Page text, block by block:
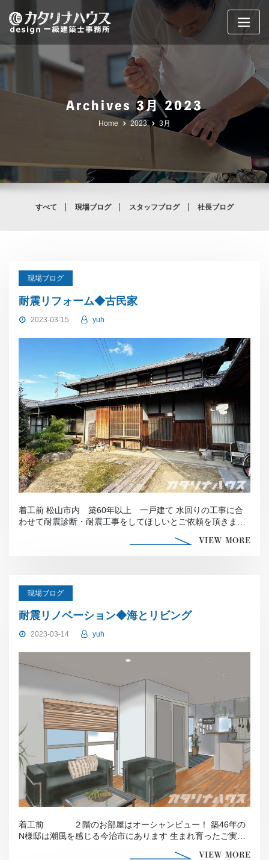
content
Archives 3月 2023
Home 2023 3月
すべて 現場ブログ スタッフブログ 社長ブログ
現場ブログ
耐震リフォーム◆古民家
2023-03-15 yuh
着工前 松山市内 築60年以上 一戸建て 水回りの工事に合
わせて耐震診断・耐震工事をしてほしいとご依頼を頂きまし
VIEW MORE
現場ブログ
耐震リノベーション◆海とリビング
2023-03-14 yuh
着工前 ２階のお部屋はオーシャンビュー！ 築46年の
N様邸は潮風を感じる今治市にあります 生まれ育ったご実家
VIEW MORE